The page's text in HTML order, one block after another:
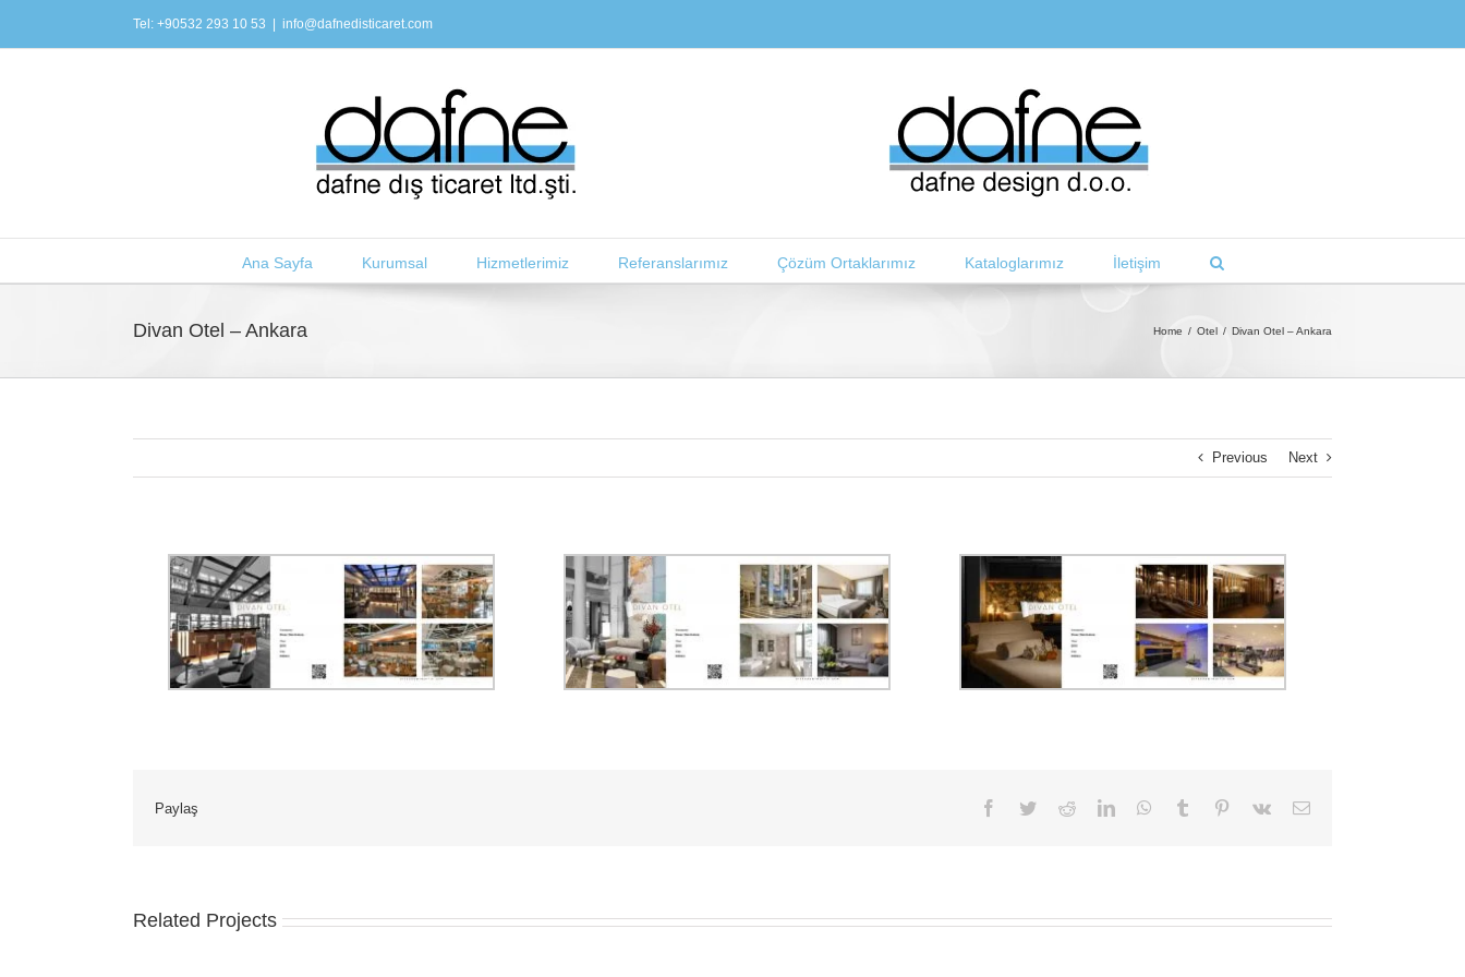
content
Tel: +90532 293 10 53 info@dafnedisticaret.com
Ana Sayfa Kurumsal Hizmetlerimiz Referanslarımız Çözüm Ortaklarımız Kataloglarımız İletişim
Divan Otel – Ankara Home / Otel / Divan Otel – Ankara
Previous Next
Paylaş Facebook
TwitterRedditLinkedInWhatsApp
Tumblr Pinterest
Vk Email
Related Projects